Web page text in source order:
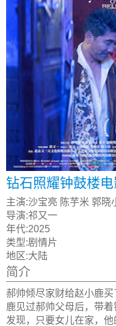
钻石照耀钟鼓楼电
主演:沙宝亮 陈芋米 郭晓
导演:祁又一
年代:2025
类型:剧情片
地区:大陆
简介
郝帅倾尽家财给赵小鹿
鹿见过郝帅父母后，带
发现，只要女儿在家，